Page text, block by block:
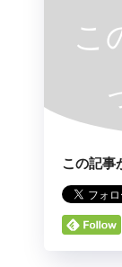
こ
この記事